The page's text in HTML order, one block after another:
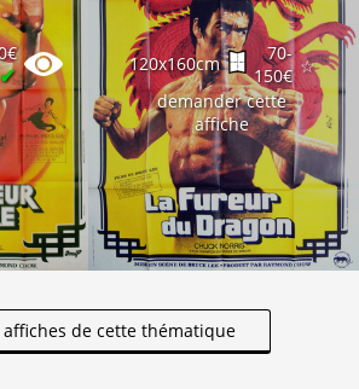
120x160cm
70-
150€ ☆
demander cette
affiche
de cette thématique